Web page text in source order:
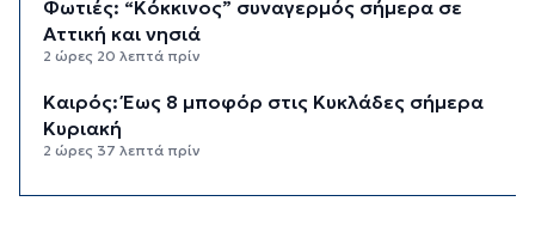
Φωτιές: “Κόκκινος” συναγερμός σήμερα σε
Αττική και νησιά
2 ώρες 20 λεπτά πρίν
Καιρός: Έως 8 μποφόρ στις Κυκλάδες σήμερα
Κυριακή
2 ώρες 37 λεπτά πρίν
Πίεση: Το νόστιμο «βασιλικό» φρούτο που τη